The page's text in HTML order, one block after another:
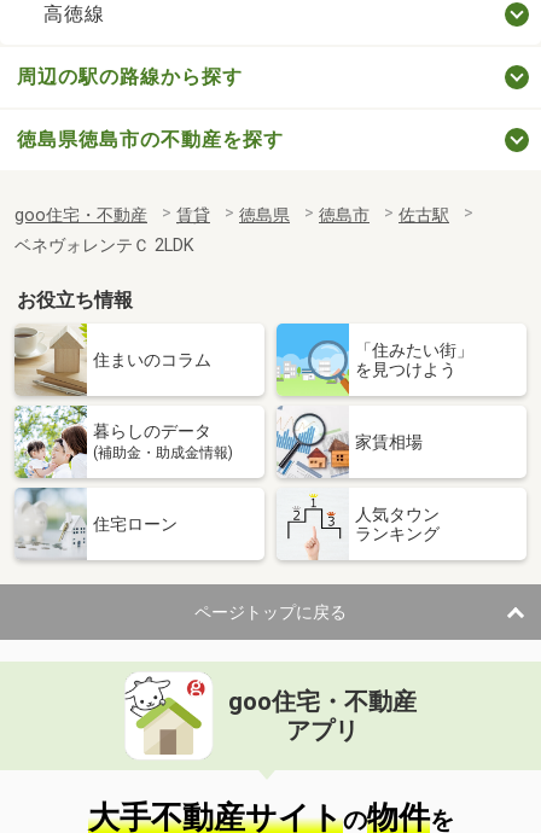
高徳線
周辺の駅の路線から探す
徳島県徳島市の不動産を探す
goo住宅・不動産 賃貸 徳島県 徳島市
佐古駅
ベネヴォレンテＣ 2LDK
お役立ち情報
住まいのコラム
「住みたい街」
を見つけよう
暮らしのデータ
(補助金・助成金情報)
家賃相場
住宅ローン
人気タウン
ランキング
ページトップに戻る
goo住宅・不動産
アプリ
大手不動産サイトの物件を